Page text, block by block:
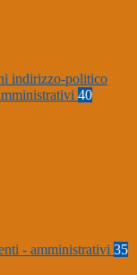
indirizzo-politico
40
- amministrativi 35